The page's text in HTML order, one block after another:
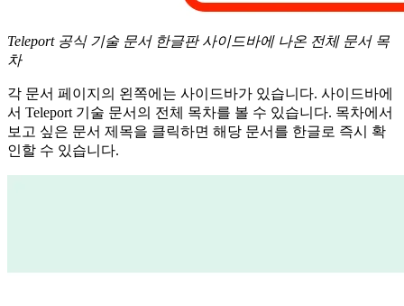
Teleport 공식 기술 문서 한글판 사이드바에 나온 전체 문서 목
차
각 문서 페이지의 왼쪽에는 사이드바가 있습니다. 사이드바에
서 Teleport 기술 문서의 전체 목차를 볼 수 있습니다. 목차에서
보고 싶은 문서 제목을 클릭하면 해당 문서를 한글로 즉시 확
인할 수 있습니다.